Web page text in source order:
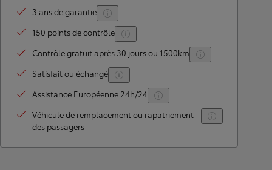
3 ans de garantie
150 points de contrôle
Contrôle gratuit après 30 jours ou 1500km
Satisfait ou échangé
Assistance Européenne 24h/24
Véhicule de remplacement ou rapatriement
des passagers